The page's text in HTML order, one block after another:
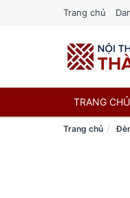
Trang chủ
TRANG CHỦ
Trang chủ